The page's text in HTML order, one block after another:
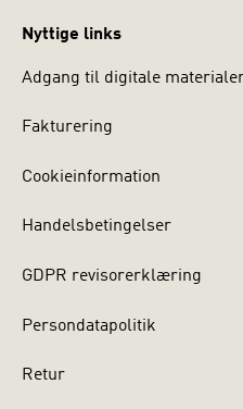
Nyttige links
Adgang til digitale
Fakturering
Cookieinformation
Handelsbetingelser
GDPR revisorerklæring
Persondatapolitik
Retur